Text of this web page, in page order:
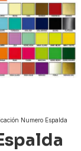
Numero Espalda